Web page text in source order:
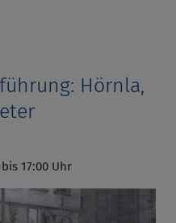
Hörnla,
17:00 Uhr